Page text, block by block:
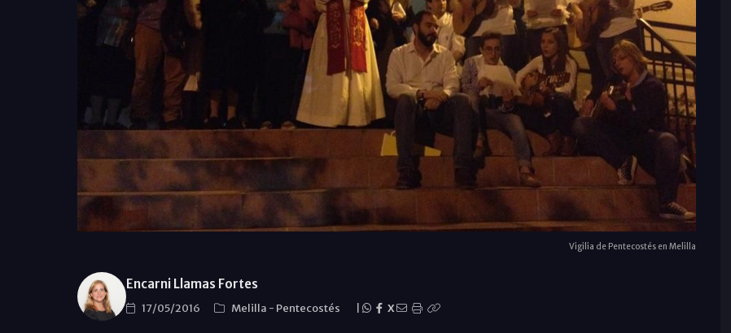
Vigilia de Pentecostés en Melilla
Encarni Llamas Fortes
17/05/2016 Melilla - Pentecostés X